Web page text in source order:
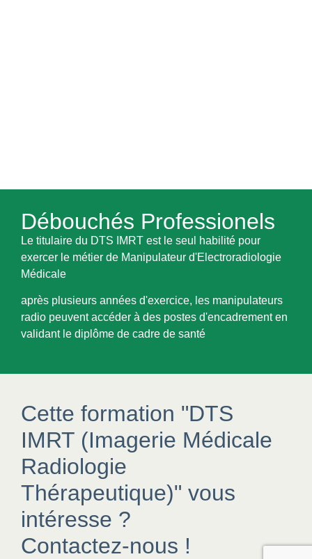
Débouchés Professionels
Le titulaire du DTS IMRT est le seul habilité pour
exercer le métier de Manipulateur d'Electroradiologie
Médicale
après plusieurs années d'exercice, les manipulateurs
radio peuvent accéder à des postes d'encadrement en
validant le diplôme de cadre de santé
Cette formation "DTS
IMRT (Imagerie Médicale
Radiologie
Thérapeutique)" vous
intéresse ?
Contactez-nous !